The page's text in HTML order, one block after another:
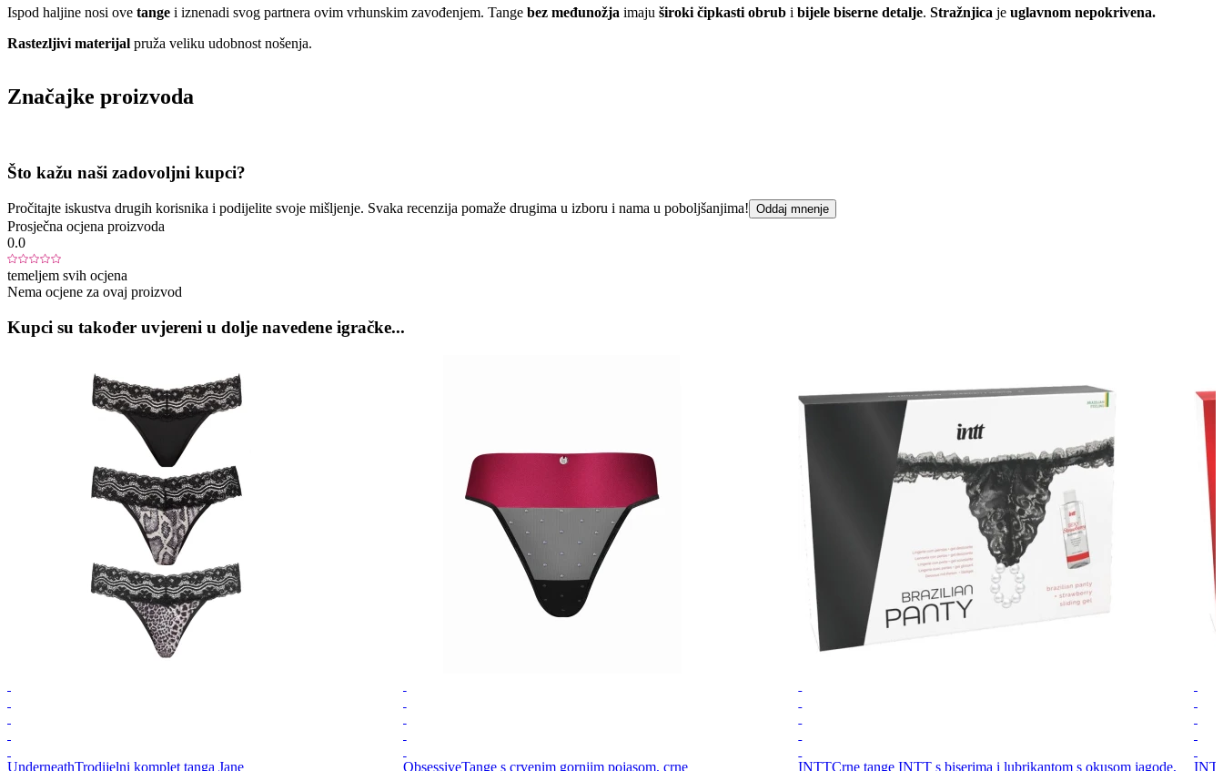
Ispod haljine nosi ove tange i iznenadi svog partnera ovim vrhunskim zavođenjem. Tange bez međunožja imaju široki čipkasti obrub i bijele biserne detalje. Stražnjica je uglavnom nepokrivena.
Rastezljivi materijal pruža veliku udobnost nošenja.
Značajke proizvoda
Što kažu naši zadovoljni kupci?
Pročitajte iskustva drugih korisnika i podijelite svoje mišljenje. Svaka recenzija pomaže drugima u izboru i nama u poboljšanjima! Oddaj mnenje
Prosječna ocjena proizvoda
0.0
temeljem svih ocjena
Nema ocjene za ovaj proizvod
Kupci su također uvjereni u dolje navedene igračke...
UnderneathTrodijelni komplet tanga Jane
ObsessiveTange s crvenim gornjim pojasom, crne
INTTCrne tange INTT s biserima i lubrikantom s okusom jagode,